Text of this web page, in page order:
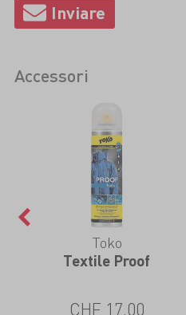
Accessori
Toko
Textile Proof
CHF 17.00